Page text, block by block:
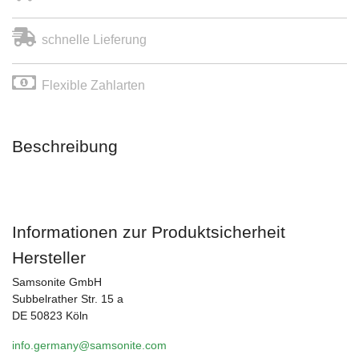
schnelle Lieferung
Flexible Zahlarten
Beschreibung
Informationen zur Produktsicherheit
Hersteller
Samsonite GmbH
Subbelrather Str. 15 a
DE 50823 Köln
info.germany@samsonite.com